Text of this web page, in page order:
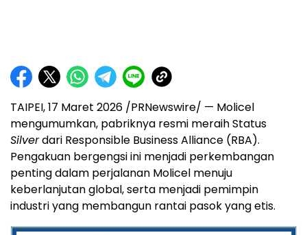
TAIPEI, 17 Maret 2026 /PRNewswire/ — Molicel
mengumumkan, pabriknya resmi meraih Status
Silverdari Responsible Business Alliance (RBA).
Pengakuan bergengsi ini menjadi perkembangan
penting dalam perjalanan Molicel menuju
keberlanjutan global, serta menjadi pemimpin
industri yang membangun rantai pasok yang etis.